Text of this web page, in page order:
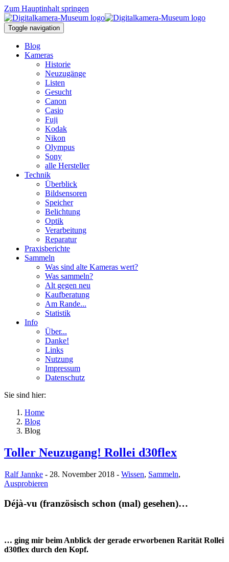
Zum Hauptinhalt springen
Toggle navigation
Blog
Kameras
Historie
Neuzugänge
Listen
Gesucht
Canon
Casio
Fuji
Kodak
Nikon
Olympus
Sony
alle Hersteller
Technik
Überblick
Bildsensoren
Speicher
Belichtung
Optik
Verarbeitung
Reparatur
Praxisberichte
Sammeln
Was sind alte Kameras wert?
Was sammeln?
Alt gegen neu
Kaufberatung
Am Rande...
Statistik
Info
Über...
Danke!
Links
Nutzung
Impressum
Datenschutz
Sie sind hier:
Home
Blog
Blog
Toller Neuzugang! Rollei d30flex
Ralf Jannke - 28. November 2018 - Wissen, Sammeln,
Ausprobieren
Déjà-vu (französisch schon (mal) gesehen)…
… ging mir beim Anblick der gerade erworbenen Rarität Rollei
d30flex durch den Kopf.